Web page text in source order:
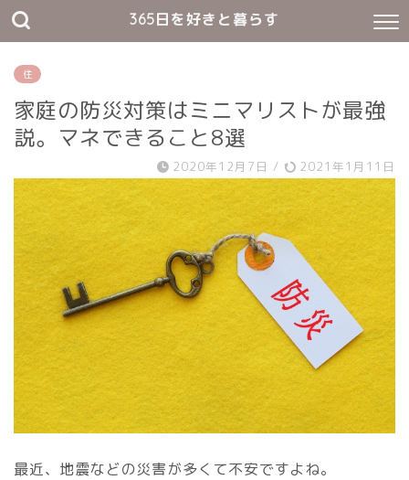
365日を好きと暮らす
住
家庭の防災対策はミニマリストが最強
説。マネできること8選
2020年12月7日 / 2021年1月11日
最近、地震などの災害が多くて不安ですよね。